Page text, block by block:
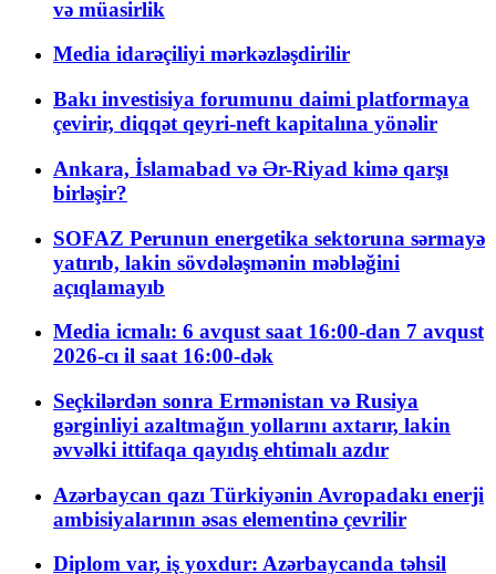
və müasirlik
Media idarəçiliyi mərkəzləşdirilir
Bakı investisiya forumunu daimi platformaya
çevirir, diqqət qeyri-neft kapitalına yönəlir
Ankara, İslamabad və Ər-Riyad kimə qarşı
birləşir?
SOFAZ Perunun energetika sektoruna sərmayə
yatırıb, lakin sövdələşmənin məbləğini
açıqlamayıb
Media icmalı: 6 avqust saat 16:00-dan 7 avqust
2026-cı il saat 16:00-dək
Seçkilərdən sonra Ermənistan və Rusiya
gərginliyi azaltmağın yollarını axtarır, lakin
əvvəlki ittifaqa qayıdış ehtimalı azdır
Azərbaycan qazı Türkiyənin Avropadakı enerji
ambisiyalarının əsas elementinə çevrilir
Diplom var, iş yoxdur: Azərbaycanda təhsil